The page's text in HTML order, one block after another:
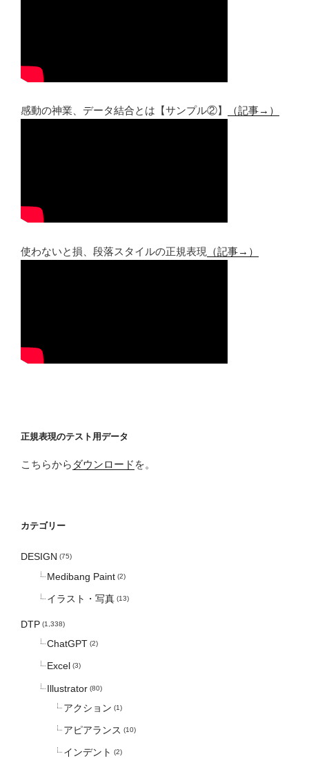
感動の神業、データ結合とは【サンプル②】 （記事→）
使わないと損、段落スタイルの正規表現 （記事→）
正規表現のテスト用データ
こちらから ダウンロード を。
カテゴリー
DESIGN (75)
Medibang Paint (2)
イラスト・写真 (13)
DTP (1,338)
ChatGPT (2)
Excel (3)
Illustrator (80)
アクション (1)
アピアランス (10)
インデント (2)